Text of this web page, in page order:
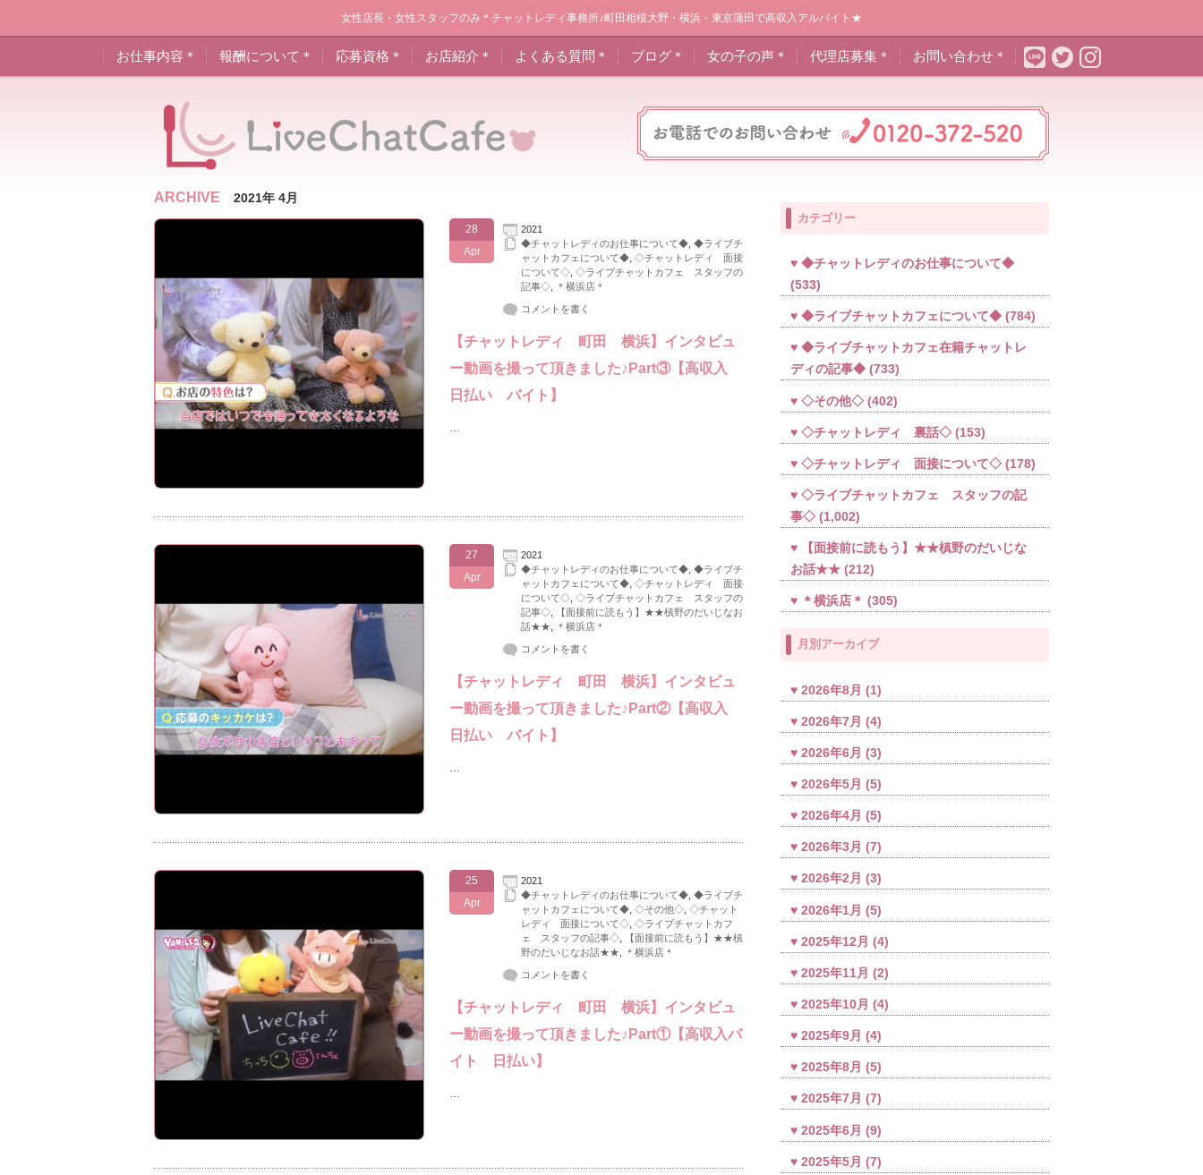
女性店長・女性スタッフのみ＊チャットレディ事務所♪町田相模大野・横浜・東京蒲田で高収入アルバイト★
お仕事内容＊ 報酬について＊ 応募資格＊ お店紹介＊ よくある質問＊ ブログ＊ 女の子の声＊ 代理店募集＊ お問い合わせ＊
ARCHIVE 2021年 4月
28
Apr
2021
◆チャットレディのお仕事について◆ ◆ライブチ
ャットカフェについて◆ ◇チャットレディ 面接
について◇ ◇ライブチャットカフェ スタッフの
記事◇
＊横浜店＊
コメントを書く
【チャットレディ 町田 横浜】インタビュ
ー動画を撮って頂きました♪Part③【高収入
日払い バイト】
…
27
Apr
2021
◆チャットレディのお仕事について◆ ◆ライブチ
ャットカフェについて◆ ◇チャットレディ 面接
について◇ ◇ライブチャットカフェ スタッフの
記事◇
【面接前に読もう】★★槙野のだいじなお
話★★
＊横浜店＊
コメントを書く
【チャットレディ 町田 横浜】インタビュ
ー動画を撮って頂きました♪Part②【高収入
日払い バイト】
…
25
Apr
2021
◆チャットレディのお仕事について◆ ◆ライブチ
ャットカフェについて◆ ◇その他◇ ◇チャット
レディ 面接について◇ ◇ライブチャットカフ
ェ スタッフの記事◇
【面接前に読もう】★★槙
野のだいじなお話★★
＊横浜店＊
コメントを書く
【チャットレディ 町田 横浜】インタビュ
ー動画を撮って頂きました♪Part①【高収入バ
イト 日払い】
…
カテゴリー
◆チャットレディのお仕事について◆
(533)
◆ライブチャットカフェについて◆ (784)
◆ライブチャットカフェ在籍チャットレ
ディの記事◆ (733)
◇その他◇ (402)
◇チャットレディ 裏話◇ (153)
◇チャットレディ 面接について◇ (178)
◇ライブチャットカフェ スタッフの記
事◇ (1,002)
【面接前に読もう】★★槙野のだいじな
お話★★ (212)
＊横浜店＊ (305)
月別アーカイブ
2026年8月 (1)
2026年7月 (4)
2026年6月 (3)
2026年5月 (5)
2026年4月 (5)
2026年3月 (7)
2026年2月 (3)
2026年1月 (5)
2025年12月 (4)
2025年11月 (2)
2025年10月 (4)
2025年9月 (4)
2025年8月 (5)
2025年7月 (7)
2025年6月 (9)
2025年5月 (7)